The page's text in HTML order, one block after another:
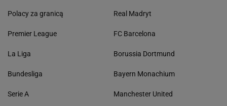
Polacy za granicą
Premier League
La Liga
Bundesliga
Serie A
Real Madryt
FC Barcelona
Borussia Dortmund
Bayern Monachium
Manchester United